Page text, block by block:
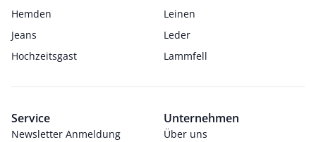
Hemden
Leinen
Jeans
Leder
Hochzeitsgast
Lammfell
Service
Newsletter Anmeldung
Unternehmen
Über uns